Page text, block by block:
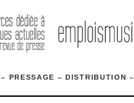
PRESSAGE – DISTRIBUTION –